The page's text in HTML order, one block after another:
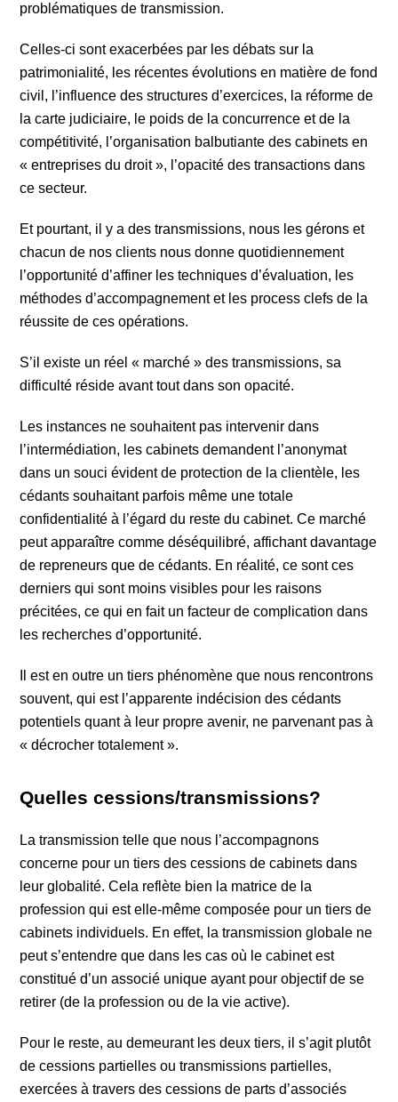
problématiques de transmission.
Celles-ci sont exacerbées par les débats sur la
patrimonialité, les récentes évolutions en matière de fond
civil, l’influence des structures d’exercices, la réforme de
la carte judiciaire, le poids de la concurrence et de la
compétitivité, l’organisation balbutiante des cabinets en
« entreprises du droit », l’opacité des transactions dans
ce secteur.
Et pourtant, il y a des transmissions, nous les gérons et
chacun de nos clients nous donne quotidiennement
l’opportunité d’affiner les techniques d’évaluation, les
méthodes d’accompagnement et les process clefs de la
réussite de ces opérations.
S’il existe un réel « marché » des transmissions, sa
difficulté réside avant tout dans son opacité.
Les instances ne souhaitent pas intervenir dans
l’intermédiation, les cabinets demandent l’anonymat
dans un souci évident de protection de la clientèle, les
cédants souhaitant parfois même une totale
confidentialité à l’égard du reste du cabinet. Ce marché
peut apparaître comme déséquilibré, affichant davantage
de repreneurs que de cédants. En réalité, ce sont ces
derniers qui sont moins visibles pour les raisons
précitées, ce qui en fait un facteur de complication dans
les recherches d’opportunité.
Il est en outre un tiers phénomène que nous rencontrons
souvent, qui est l’apparente indécision des cédants
potentiels quant à leur propre avenir, ne parvenant pas à
« décrocher totalement ».
Quelles cessions/transmissions?
La transmission telle que nous l’accompagnons
concerne pour un tiers des cessions de cabinets dans
leur globalité. Cela reflète bien la matrice de la
profession qui est elle-même composée pour un tiers de
cabinets individuels. En effet, la transmission globale ne
peut s’entendre que dans les cas où le cabinet est
constitué d’un associé unique ayant pour objectif de se
retirer (de la profession ou de la vie active).
Pour le reste, au demeurant les deux tiers, il s’agit plutôt
de cessions partielles ou transmissions partielles,
exercées à travers des cessions de parts d’associés